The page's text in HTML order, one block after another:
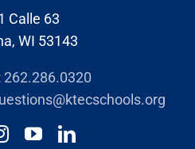
Calle 63
WI 53143
262.286.0320